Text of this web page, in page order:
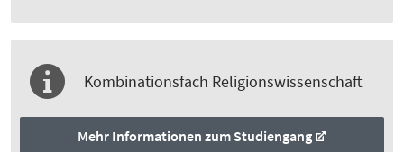
Kombinationsfach Religionswissenschaft
Mehr Informationen zum Studiengang